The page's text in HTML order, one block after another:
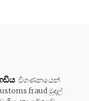
විගණනයෙන්
fraud මුදල්